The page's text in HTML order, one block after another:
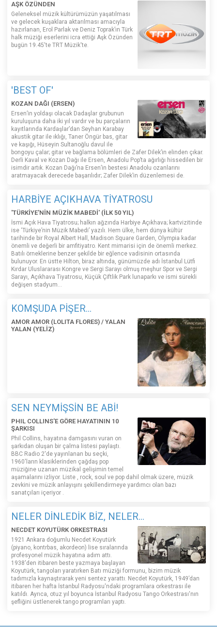
AŞK ÖZÜNDEN
Geleneksel müzik kültürümüzün yaşatılması
ve gelecek kuşaklara aktarılması amacıyla
hazırlanan, Erol Parlak ve Deniz Toprak’ın Türk
halk müziği eserlerini icra ettiği Aşk Özünden
bugün 19.45'te TRT Müzik'te.
'BEST OF'
KOZAN DAĞI (ERSEN)
Ersen’in yoldaşı olacak Dadaşlar grubunun
kuruluşuna daha iki yıl vardır ve bu parçaların
kayıtlarında Kardaşlar’dan Seyhan Karabay
akustik gitar ile ıklığı, Taner Öngür bas, gitar
ve kaşığı, Hüseyin Sultanoğlu davul ile
bongoyu çalar; gitar ve bağlama bölümleri de Zafer Dilek’in elinden çıkar.
Derli Kaval ve Kozan Dağı ile Ersen, Anadolu Pop’ta ağırlığı hissedilen bir
isimdir artık. Kozan Dağı’na Ersen’in bestesi Anadolu ozanlarını
aratmayacak derecede başarılıdır; Zafer Dilek’in düzenlemesi de.
HARBİYE AÇIKHAVA TİYATROSU
'TÜRKİYE'NİN MÜZİK MABEDİ' (İLK 50 YIL)
İsmi Açık Hava Tiyatrosu; halkın ağzında Harbiye Açıkhava; kartvizitinde
ise ‘Türkiye’nin Müzik Mabedi’ yazılı. Hem ülke, hem dünya kültür
tarihinde bir Royal Albert Hall, Madison Square Garden, Olympia kadar
önemli ve değerli bir amfitiyatro. Kent mimarisi için de önemli merkez.
Batılı örneklerine benzer şekilde bir eğlence vadisinin ortasında
bulunuyor. En üstte Hilton, biraz altında, günümüzde adı İstanbul Lütfi
Kırdar Uluslararası Kongre ve Sergi Sarayı olmuş meşhur Spor ve Sergi
Sarayı, Açıkhava Tiyatrosu, Küçük Çiftlik Park lunaparkı ve ismi sürekli
değişen stadyum…
KOMŞUDA PİŞER...
AMOR AMOR (LOLITA FLORES) / YALAN
YALAN (YELİZ)
SEN NEYMİŞSİN BE ABİ!
PHIL COLLINS'E GÖRE HAYATININ 10
ŞARKISI
Phil Collins, hayatına damgasını vuran on
şarkıdan oluşan bir çalma listesi paylaştı.
BBC Radio 2'de yayınlanan bu seçki,
1960'ların klasiklerinden çağdaş pop
müziğine uzanan müzikal gelişimin temel
aşamalarını izliyor. Liste , rock, soul ve pop dahil olmak üzere, müzik
zevkini ve müzik anlayışını şekillendirmeye yardımcı olan bazı
sanatçıları içeriyor .
NELER DİNLEDİK BİZ, NELER...
NECDET KOYUTÜRK ORKESTRASI
1921 Ankara doğumlu Necdet Koyutürk
(piyano, kontrbas, akordeon) lise sıralarında
profesyonel müzik hayatına adım attı.
1938'den itibaren beste yazmaya başlayan
Koyutürk, tangoları yaratırken Batı müziği formunu, bizim müzik
tadımızla kaynaştırarak yeni sentez yarattı. Necdet Koyutürk, 1949’dan
itibaren her hafta İstanbul Radyosu'ndaki programlara orkestrası ile
katıldı. Ayrıca, otuz yıl boyunca İstanbul Radyosu Tango Orkestrası'nın
şefliğini üstlenerek tango programları yaptı.